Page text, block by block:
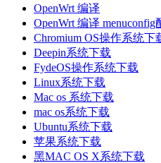
OpenWrt 编译
OpenWrt 编译 menuconfig
Chromium OS操作系统下
Deepin系统下载
FydeOS操作系统下载
Linux系统下载
Mac os 系统下载
mac os系统下载
Ubuntu系统下载
苹果系统下载
黑MAC OS X系统下载